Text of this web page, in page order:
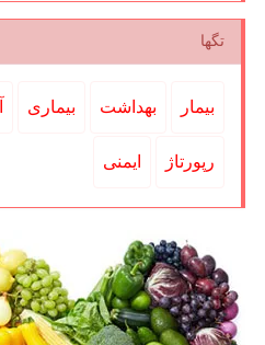
تگها
بیمار بهداشت بیماری
رپورتاژ ایمنی